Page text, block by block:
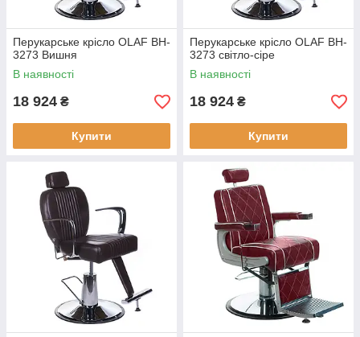
Перукарське крісло OLAF BH-
3273 Вишня
В наявності
18 924 ₴
Купити
Перукарське крісло OLAF BH-
3273 світло-сіре
В наявності
18 924 ₴
Купити